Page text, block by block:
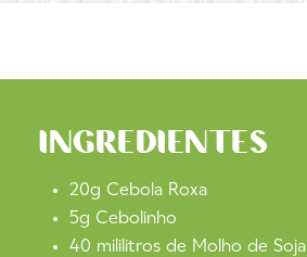
INGREDIENTES
20g Cebola Roxa
5g Cebolinho
40 mililitros de Molho de Soja